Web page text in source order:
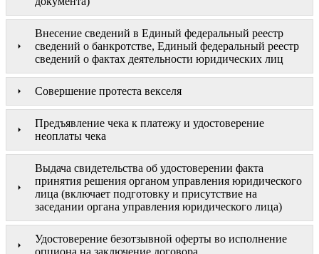
Внесение сведений в Единый федеральный реестр
сведений о банкротстве, Единый федеральный реестр
сведений о фактах деятельности юридических лиц
Совершение протеста векселя
Предъявление чека к платежу и удостоверение
неоплаты чека
Выдача свидетельства об удостоверении факта
принятия решения органом управления юридического
лица (включает подготовку и присутствие на
заседании органа управления юридического лица)
Удостоверение безотзывной оферты во исполнение
опциона на заключение договора